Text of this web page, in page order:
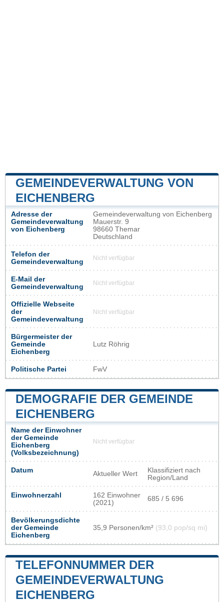
GEMEINDEVERWALTUNG VON
EICHENBERG
Adresse der
Gemeindeverwaltung
von Eichenberg
Gemeindeverwaltung von Eichenberg
Mauerstr. 9
98660 Themar
Deutschland
Telefon der
Gemeindeverwaltung
Nicht verfügbar
E-Mail der
Gemeindeverwaltung
Nicht verfügbar
Offizielle Webseite
der
Gemeindeverwaltung
Nicht verfügbar
Bürgermeister der
Gemeinde
Eichenberg
Lutz Röhrig
Politische Partei FwV
DEMOGRAFIE DER GEMEINDE
EICHENBERG
Name der Einwohner
der Gemeinde
Eichenberg
(Volksbezeichnung)
Nicht verfügbar
Datum Aktueller Wert
Klassifiziert nach
Region/Land
Einwohnerzahl
162 Einwohner
(2021)
685 / 5 696
Bevölkerungsdichte
der Gemeinde
Eichenberg
35,9 Personen/km² (93,0 pop/sq mi)
TELEFONNUMMER DER
GEMEINDEVERWALTUNG
EICHENBERG